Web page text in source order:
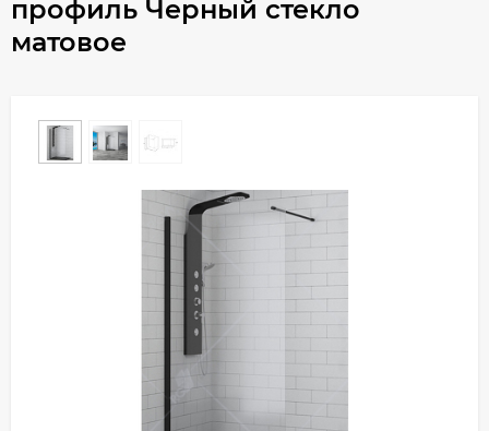
профиль Черный стекло
матовое